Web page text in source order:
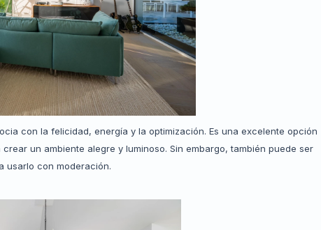
con la felicidad, energía y la optimización. Es una excelente opción
un ambiente alegre y luminoso. Sin embargo, también puede ser
usarlo con moderación.